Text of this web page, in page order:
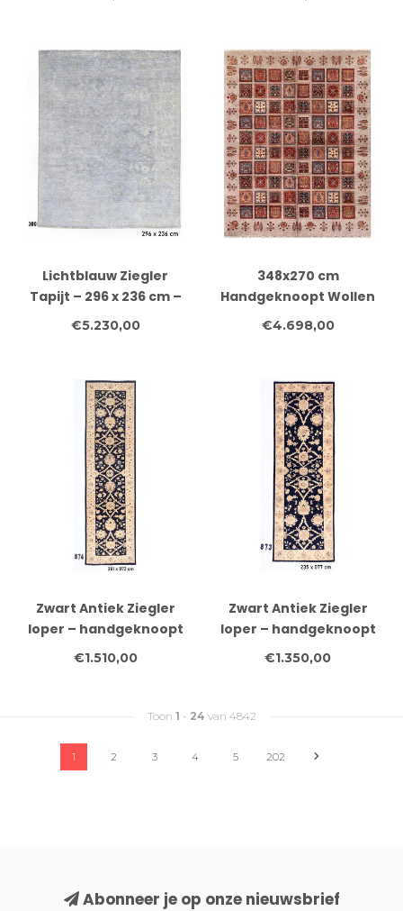
Ambachtelijk
Ambachtelijk
Lichtblauw Ziegler
Tapijt – 296 x 236 cm –
Handgeknoopt Wol
€5.230,00
348x270 cm
Handgeknoopt Wollen
Tapijt Afghaans
€4.698,00
Zwart Antiek Ziegler
loper – handgeknoopt
wollen tapijt – 281 x 072
€1.510,00
Zwart Antiek Ziegler
loper – handgeknoopt
wollen tapijt – 235 x 077
€1.350,00
Toon 1 - 24 van 4842
1 2 3 4 5 202
Abonneer je op onze nieuwsbrief